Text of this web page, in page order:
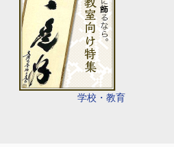
学校・教育